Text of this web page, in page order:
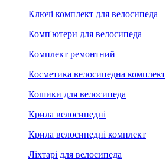
Ключі комплект для велосипеда
Комп'ютери для велосипеда
Комплект ремонтний
Косметика велосипедна комплект
Кошики для велосипеда
Крила велосипедні
Крила велосипедні комплект
Ліхтарі для велосипеда